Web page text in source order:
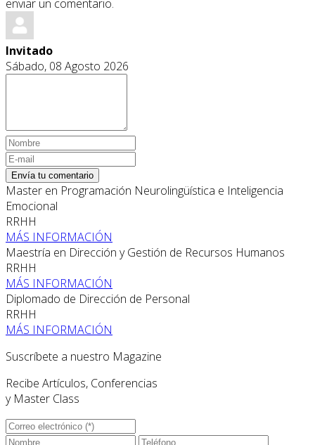
enviar un comentario.
Invitado
Sábado, 08 Agosto 2026
Envía tu comentario
Master en Programación Neurolingüística e Inteligencia
Emocional
RRHH
MÁS INFORMACIÓN
Maestría en Dirección y Gestión de Recursos Humanos
RRHH
MÁS INFORMACIÓN
Diplomado de Dirección de Personal
RRHH
MÁS INFORMACIÓN
Suscríbete a nuestro Magazine
Recibe Artículos, Conferencias
y Master Class